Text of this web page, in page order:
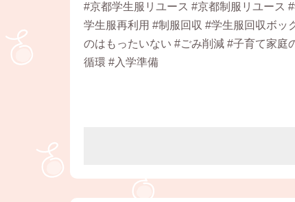
#京都学生服リユース #京都制服リユース
学生服再利用 #制服回収 #学生服回収ボッ
のはもったいない #ごみ削減 #子育て家庭
循環 #入学準備